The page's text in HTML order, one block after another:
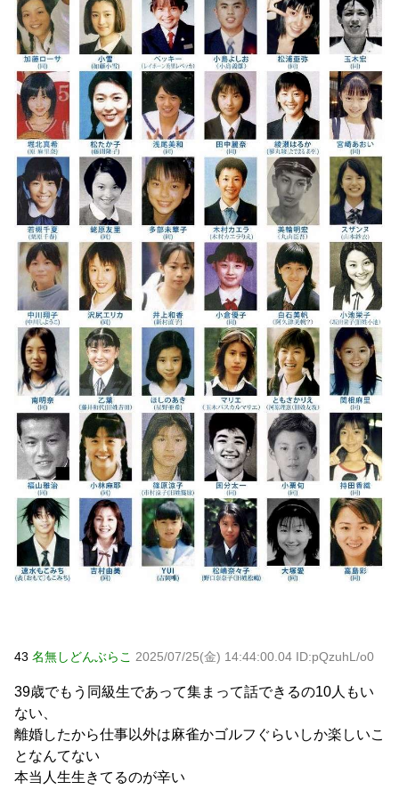
43 名無しどんぶらこ 2025/07/25(金) 14:44:00.04 ID:pQzuhL/o0
39歳でもう同級生であって集まって話できるの10人もい
ない、
離婚したから仕事以外は麻雀かゴルフぐらいしか楽しいこ
となんてない
本当人生生きてるのが辛い